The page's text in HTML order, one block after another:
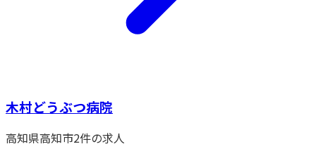
木村どうぶつ病院
高知県高知市2件の求人